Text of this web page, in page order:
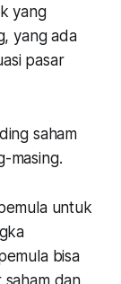
yang
yang ada
pasar
saham
masing.
untuk
bisa
saham dan